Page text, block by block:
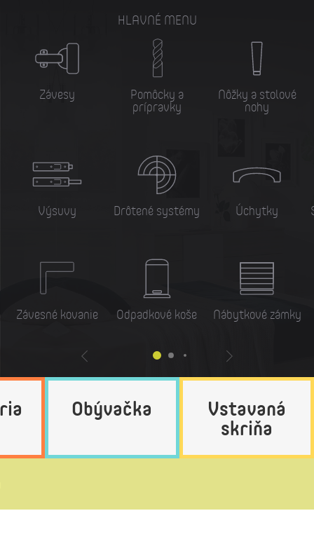
HLAVNÉ MENU
Závesy
Výsuvy
Závesné kovanie
Pomôcky a
prípravky
Drôtené systémy
Odpadkové koše
Nôžky a stolové
nohy
Úchytky
Nábytkové zámky
Obývačka Vstavaná
skriňa